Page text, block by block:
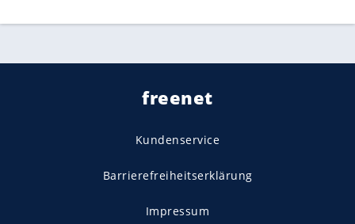
freenet
Kundenservice
Barrierefreiheitserklärung
Impressum